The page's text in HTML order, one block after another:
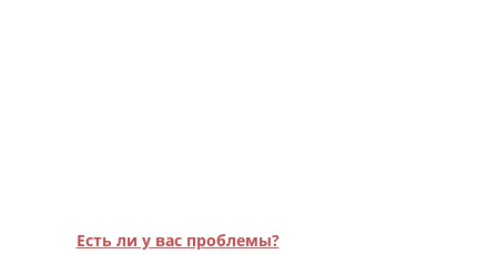
Есть ли у вас проблемы?